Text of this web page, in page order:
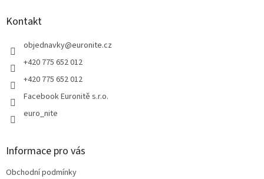
Kontakt
objednavky@euronite.cz
+420 775 652 012
+420 775 652 012
Facebook Euronitě s.r.o.
euro_nite
Informace pro vás
Obchodní podmínky